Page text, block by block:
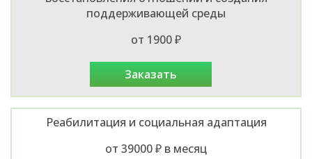
поддерживающей среды
от 1900 ₽
заказать
Реабилитация и социальная адаптация
от 39000 ₽ в месяц